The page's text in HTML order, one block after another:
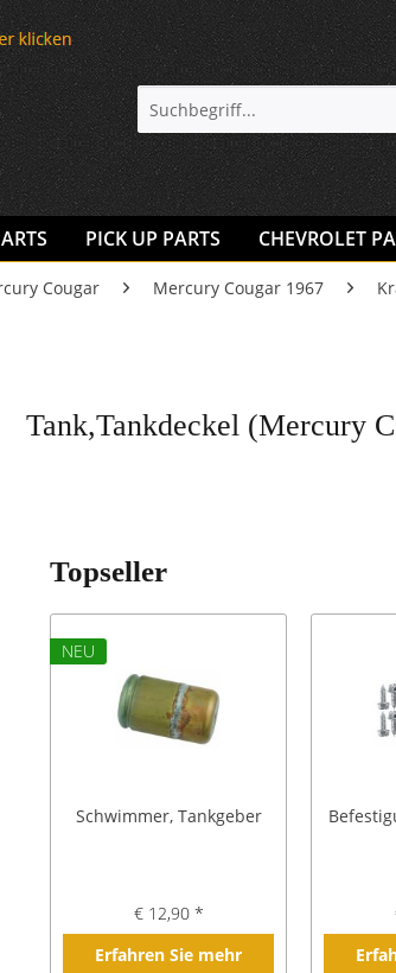
PICK UP PARTS CHEVROLET
Cougar Mercury Cougar 1967
Tank,Tankdeckel (Mercury
Topseller
NEU
Schwimmer, Tankgeber
€ 12,90 *
Erfahren Sie mehr